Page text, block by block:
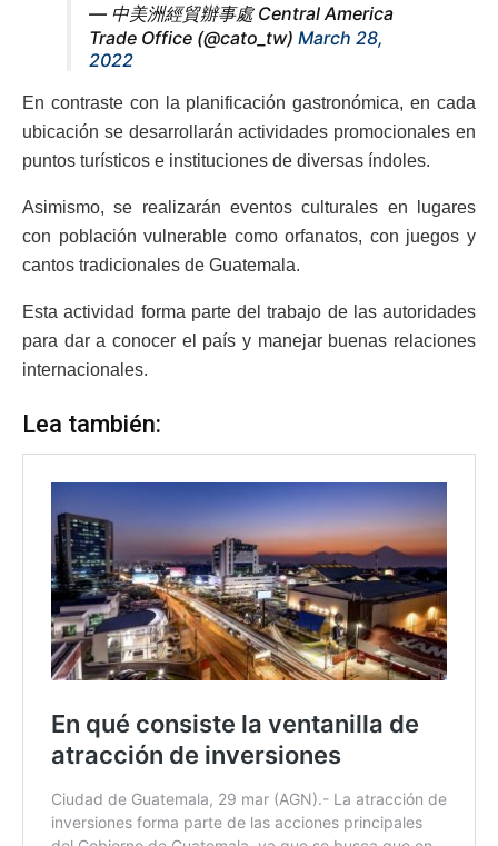
— 中美洲經貿辦事處 Central America
Trade Office (@cato_tw) March 28,
2022
En contraste con la planificación gastronómica, en cada
ubicación se desarrollarán actividades promocionales en
puntos turísticos e instituciones de diversas índoles.
Asimismo, se realizarán eventos culturales en lugares
con población vulnerable como orfanatos, con juegos y
cantos tradicionales de Guatemala.
Esta actividad forma parte del trabajo de las autoridades
para dar a conocer el país y manejar buenas relaciones
internacionales.
Lea también: